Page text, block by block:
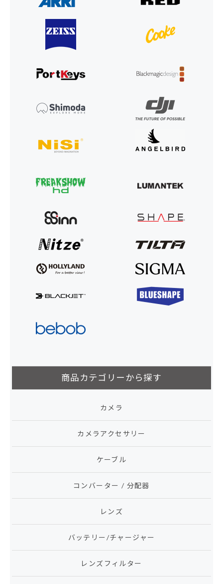
商品カテゴリーから探す
カメラ
カメラアクセサリー
ケーブル
コンバーター / 分配器
レンズ
バッテリー/チャージャー
レンズフィルター